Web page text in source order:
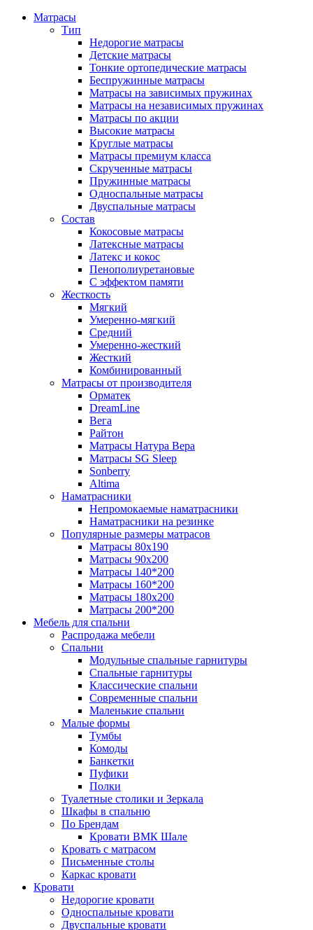
Матрасы
Тип
Недорогие матрасы
Детские матрасы
Тонкие ортопедические матрасы
Беспружинные матрасы
Матрасы на зависимых пружинах
Матрасы на независимых пружинах
Матрасы по акции
Высокие матрасы
Круглые матрасы
Матрасы премиум класса
Скрученные матрасы
Пружинные матрасы
Односпальные матрасы
Двуспальные матрасы
Состав
Кокосовые матрасы
Латексные матрасы
Латекс и кокос
Пенополиуретановые
С эффектом памяти
Жесткость
Мягкий
Умеренно-мягкий
Средний
Умеренно-жесткий
Жесткий
Комбинированный
Матрасы от производителя
Орматек
DreamLine
Вега
Райтон
Матрасы Натура Вера
Матрасы SG Sleep
Sonberry
Altima
Наматрасники
Непромокаемые наматрасники
Наматрасники на резинке
Популярные размеры матрасов
Матрасы 80x190
Матрасы 90x200
Матрасы 140*200
Матрасы 160*200
Матрасы 180x200
Матрасы 200*200
Мебель для спальни
Распродажа мебели
Спальни
Модульные спальные гарнитуры
Спальные гарнитуры
Классические спальни
Современные спальни
Маленькие спальни
Малые формы
Тумбы
Комоды
Банкетки
Пуфики
Полки
Туалетные столики и Зеркала
Шкафы в спальню
По Брендам
Кровати ВМК Шале
Кровать с матрасом
Письменные столы
Каркас кровати
Кровати
Недорогие кровати
Односпальные кровати
Двуспальные кровати